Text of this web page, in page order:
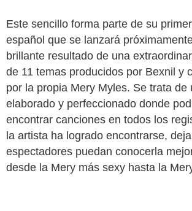
Este sencillo forma parte de su
español que se lanzará
brillante resultado de una
de 11 temas producidos por Bexnil y
por la propia Mery Myles. Se trata de
elaborado y perfeccionado donde
encontrar canciones en todos los
la artista ha logrado encontrarse,
espectadores puedan conocerla
desde la Mery más sexy hasta la